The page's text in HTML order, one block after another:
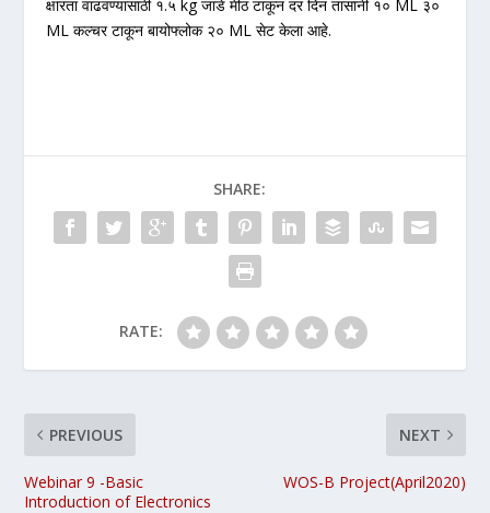
क्षारता वाढवण्यासाठी १.५ kg जाडे मीठ टाकून दर दिन तासांनी १० ML ३०
ML कल्चर टाकून बायोफ्लोक २० ML सेट केला आहे.
SHARE:
RATE:
PREVIOUS
Webinar 9 -Basic
Introduction of Electronics
NEXT
WOS-B Project(April2020)